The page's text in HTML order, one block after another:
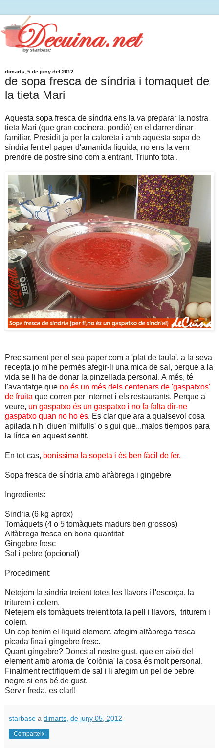
dimarts, 5 de juny del 2012
de sopa fresca de síndria i tomaquet de
la tieta Mari
Aquesta sopa fresca de síndria ens la va preparar la nostra
tieta Mari (que gran cocinera, pordió) en el darrer dinar
familiar. Presidit ja per la caloreta i amb aquesta sopa de
síndria fent el paper d'amanida líquida, no ens la vem
prendre de postre sino com a entrant. Triunfo total.
Precisament per el seu paper com a 'plat de taula', a la seva
recepta jo m'he permés afegir-li una mica de sal, perque a la
vida se li ha de donar la pinzellada personal. A més, té
l'avantatge que no és un més dels centenars de 'gaspatxos'
de fruita que corren per internet i els restaurants. Perque a
veure, un gaspatxo és un gaspatxo i no fa falta dir-ne
gaspatxo quan no ho és. Es clar que ara a qualsevol cosa
apilada n'hi diuen 'milfulls' o sigui que...malos tiempos para
la lírica en aquest sentit.
En tot cas, boníssima la sopeta i és ben fàcil de fer.
Sopa fresca de síndria amb alfàbrega i gingebre
Ingredients:
Sindria (6 kg aprox)
Tomàquets (4 o 5 tomàquets madurs ben grossos)
Alfàbrega fresca en bona quantitat
Gingebre fresc
Sal i pebre (opcional)
Procediment:
Netejem la síndria treient totes les llavors i l'escorça, la
triturem i colem.
Netejem els tomàquets treient tota la pell i llavors, triturem i
colem.
Un cop tenim el liquid element, afegim alfàbrega fresca
picada fina i gingebre fresc.
Quant gingebre? Doncs al nostre gust, que en això del
element amb aroma de 'colònia' la cosa és molt personal.
Finalment rectifiquem de sal i li afegim un pel de pebre
negre si ens bé de gust.
Servir freda, es clar!!
starbase a dimarts, de juny 05, 2012
Comparteix